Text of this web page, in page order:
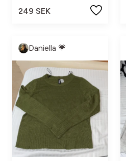
249 SEK
Daniella 💗